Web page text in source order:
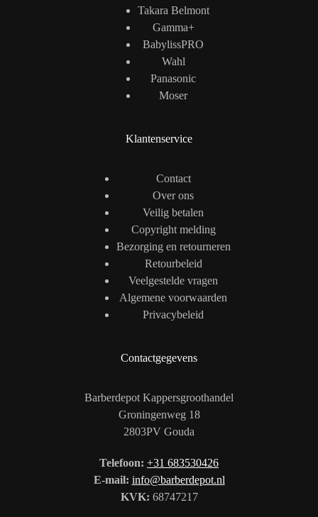
Takara Belmont
Gamma+
BabylissPRO
Wahl
Panasonic
Moser
Klantenservice
Contact
Over ons
Veilig betalen
Copyright melding
Bezorging en retourneren
Retourbeleid
Veelgestelde vragen
Algemene voorwaarden
Privacybeleid
Contactgegevens
Barberdepot Kappersgroothandel
Groningenweg 18
2803PV Gouda
Telefoon: +31 683530426
E-mail: info@barberdepot.nl
KVK: 68747217